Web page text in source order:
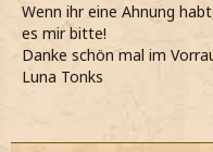
Wenn ihr eine Ahnung
es mir bitte!
Danke schön mal im
Luna Tonks